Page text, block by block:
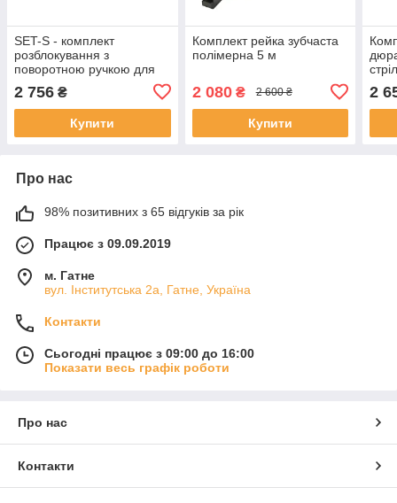
SET-S - комплект
розблокування з
поворотною ручкою для
2 756 ₴
Купити
Комплект рейка зубчаста
полімерна 5 м
2 080₴ 2 600 ₴
Купити
2
Про нас
98% позитивних з 65 відгуків за рік
Працює з 09.09.2019
м. Гатне
вул. Інститутська 2а, Гатне, Україна
Контакти
Сьогодні працює з 09:00 до 16:00
Показати весь графік роботи
Про нас
Контакти